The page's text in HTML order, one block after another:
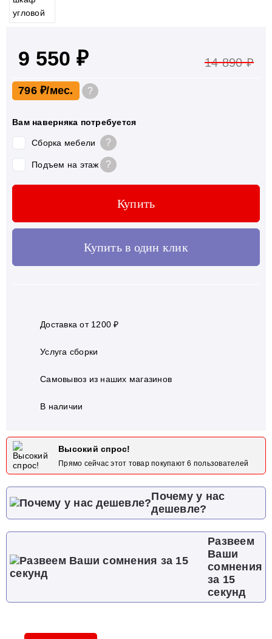
9 550 ₽ 14 890 ₽
796 ₽ ?
Вам наверняка потребуется
Сборка мебели ?
Подъем на этаж ?
Купить
Купить в один клик
Доставка от 1200 ₽
Услуга сборки
Самовывоз из наших магазинов
В наличии
Высокий спрос!
Прямо сейчас этот товар покупают6 пользователей
Почему у нас
дешевле?
Развеем
Ваши
сомнения
за 15
секунд